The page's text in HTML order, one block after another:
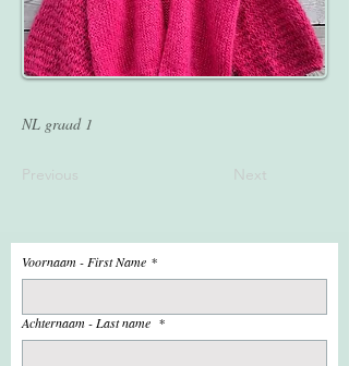
NL graad 1
Previous Next
Voornaam - First Name *
Achternaam - Last name *